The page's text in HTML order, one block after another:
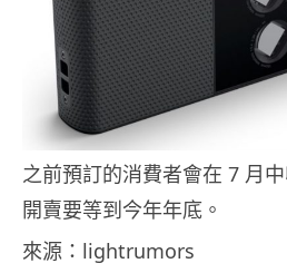
之前預訂的消費者會在 7 月
開賣要等到今年年底。
來源：lightrumors